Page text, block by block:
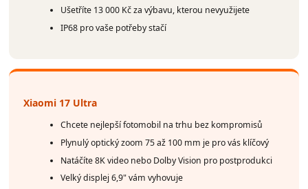
Ušetříte 13 000 Kč za výbavu, kterou nevyužijete
IP68 pro vaše potřeby stačí
Xiaomi 17 Ultra
Chcete nejlepší fotomobil na trhu bez kompromisů
Plynulý optický zoom 75 až 100 mm je pro vás klíčový
Natáčíte 8K video nebo Dolby Vision pro postprodukci
Velký displej 6,9" vám vyhovuje